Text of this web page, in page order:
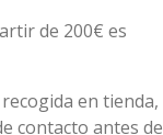
de 200€ es
en tienda,
contacto antes de